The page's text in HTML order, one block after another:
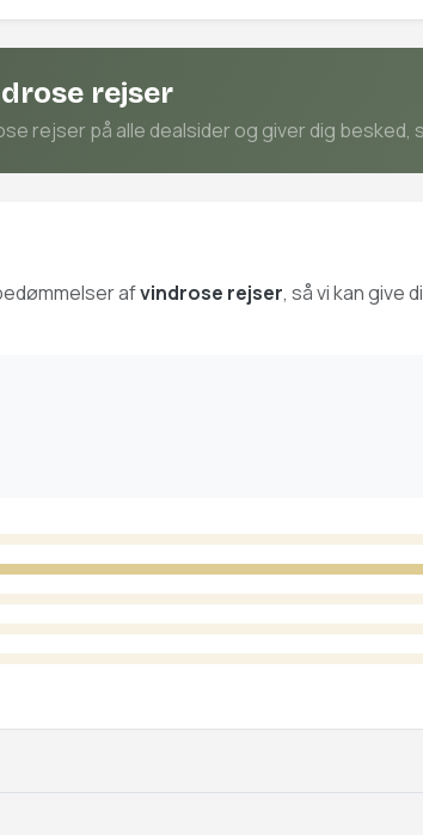
rejser
rejser på alle dealsider og giver dig besked,
afvindrose rejser, så vi kan give